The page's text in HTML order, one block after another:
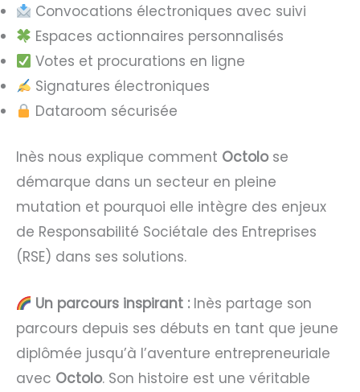
Convocations électroniques avec suivi
Espaces actionnaires personnalisés
Votes et procurations en ligne
Signatures électroniques
Dataroom sécurisée
Inès nous explique comment Octolose
démarque dans un secteur en pleine
mutation et pourquoi elle intègre des enjeux
de Responsabilité Sociétale des Entreprises
(RSE) dans ses solutions.
Un parcours inspirant :Inès partage son
parcours depuis ses débuts en tant que jeune
diplômée jusqu’à l’aventure entrepreneuriale
avec Octolo. Son histoire est une véritable